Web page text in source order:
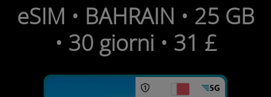
eSIM • BAHRAIN • 25 GB
• 30 giorni • 31 £